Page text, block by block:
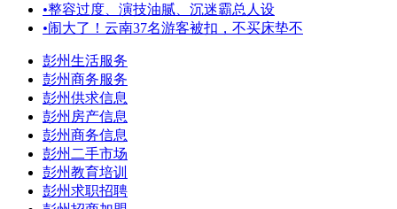
•整容过度、演技油腻、沉迷霸总人设
•闹大了！云南37名游客被扣，不买床垫不
彭州生活服务
彭州商务服务
彭州供求信息
彭州房产信息
彭州商务信息
彭州二手市场
彭州教育培训
彭州求职招聘